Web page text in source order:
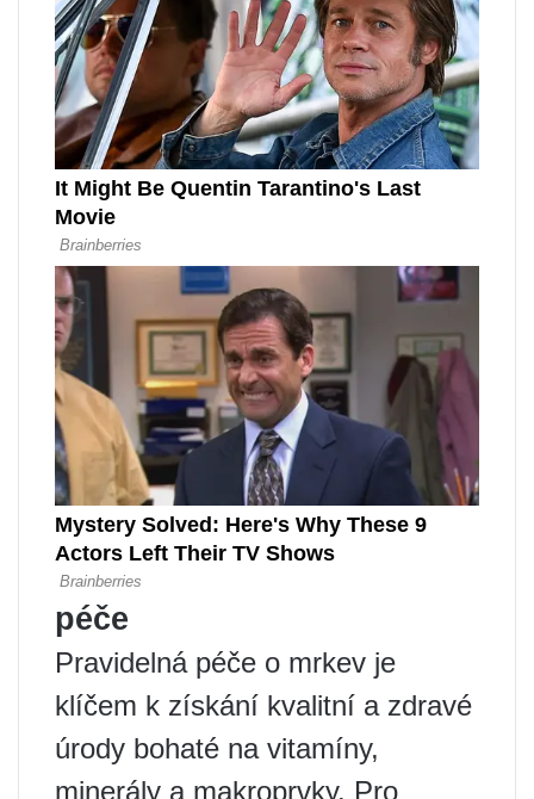
péče
Pravidelná péče o mrkev je
klíčem k získání kvalitní a zdravé
úrody bohaté na vitamíny,
minerály a makroprvky. Pro